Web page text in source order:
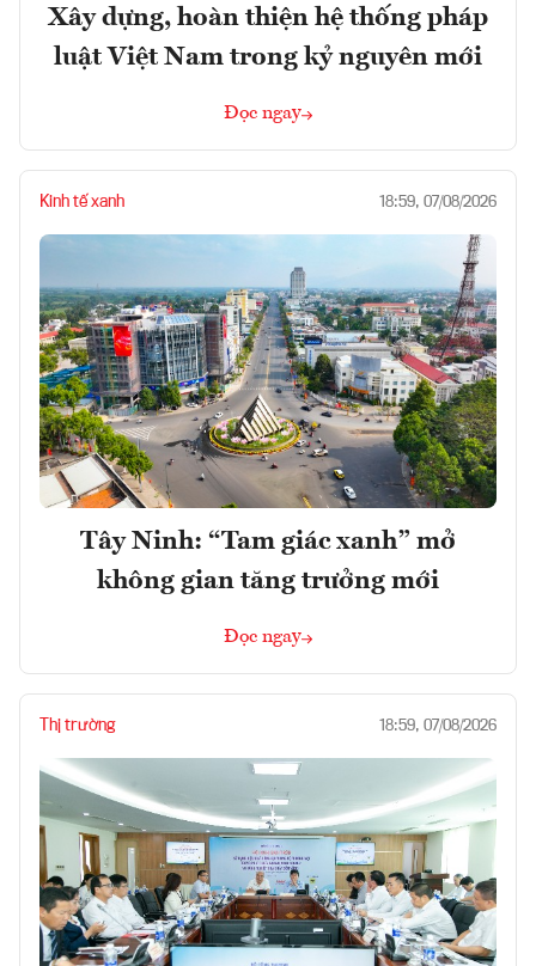
Xây dựng, hoàn thiện hệ thống pháp
luật Việt Nam trong kỷ nguyên mới
Đọc ngay
Kinh tế xanh 18:59, 07/08/2026
Tây Ninh: “Tam giác xanh” mở
không gian tăng trưởng mới
Đọc ngay
Thị trường 18:59, 07/08/2026